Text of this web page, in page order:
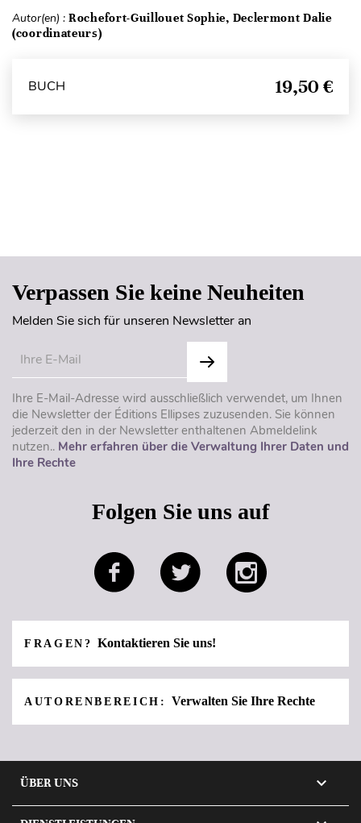
Autor(en) : Rochefort-Guillouet Sophie, Declermont Dalie
(coordinateurs)
BUCH 19,50 €
Verpassen Sie keine Neuheiten
Melden Sie sich für unseren Newsletter an
Ihre E-Mail-Adresse wird ausschließlich verwendet, um Ihnen
die Newsletter der Éditions Ellipses zuzusenden. Sie können
jederzeit den in der Newsletter enthaltenen Abmeldelink
nutzen.. Mehr erfahren über die Verwaltung Ihrer Daten und
Ihre Rechte
Folgen Sie uns auf
FRAGEN? Kontaktieren Sie uns!
AUTORENBEREICH: Verwalten Sie Ihre Rechte
ÜBER UNS 